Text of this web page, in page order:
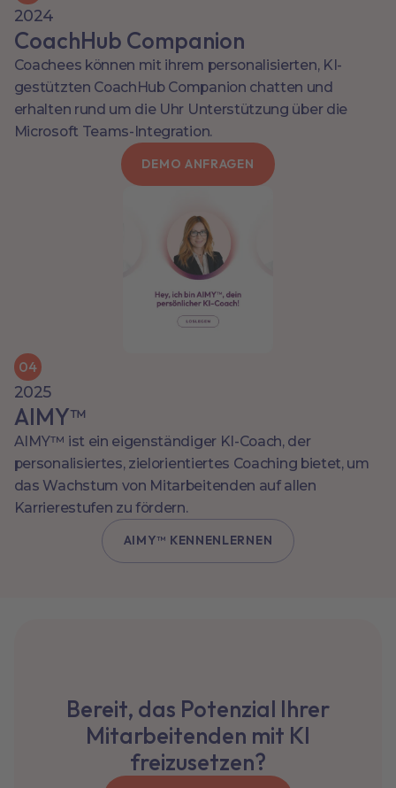
2024
CoachHub Companion
Coachees können mit ihrem personalisierten, KI-
gestützten CoachHub Companion chatten und
erhalten rund um die Uhr Unterstützung über die
Microsoft Teams-Integration.
DEMO ANFRAGEN
04
2025
AIMY™
AIMY™ ist ein eigenständiger KI-Coach, der
personalisiertes, zielorientiertes Coaching bietet, um
das Wachstum von Mitarbeitenden auf allen
Karrierestufen zu fördern.
AIMY™ KENNENLERNEN
Bereit, das Potenzial Ihrer
Mitarbeitenden mit KI
freizusetzen?